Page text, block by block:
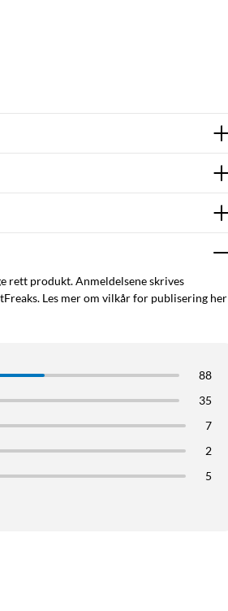
rett produkt. Anmeldelsene skrives
Les mer om vilkår for publisering her
88
35
7
2
5